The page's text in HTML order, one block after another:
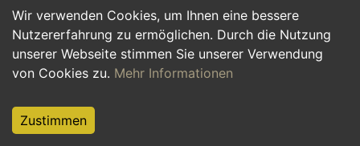
Wir verwenden Cookies, um Ihnen eine bessere
Nutzererfahrung zu ermöglichen. Durch die Nutzung
unserer Webseite stimmen Sie unserer Verwendung
von Cookies zu. Mehr Informationen
Zustimmen
Personalwesen Assistenz, Sekretariat
Hilfskräfte, Aushilfs- und Nebenjobs
Weiterbildung, Studium, duale Ausbildung